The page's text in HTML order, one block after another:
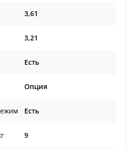
3,61
3,21
Есть
Опция
Есть
9